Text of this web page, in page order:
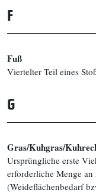
F
Fuß
Viertelter Teil eines
G
Gras/Kuhgras/
Ursprüngliche erste
erforderliche Menge
(Weideflächenbedarf